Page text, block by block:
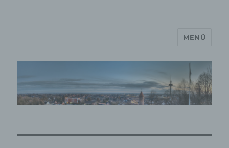
MP Mario Porten Beratung
Training Coaching
MENÜ